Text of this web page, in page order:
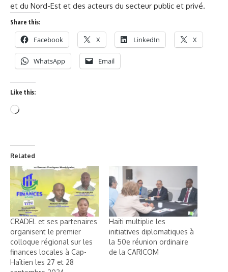
et du Nord-Est et des acteurs du secteur public et privé.
Share this:
Facebook X LinkedIn X
WhatsApp Email
Like this:
Related
CRADEL et ses partenaires
organisent le premier
colloque régional sur les
finances locales à Cap-
Haïtien les 27 et 28
Haïti multiplie les
initiatives diplomatiques à
la 50e réunion ordinaire
de la CARICOM